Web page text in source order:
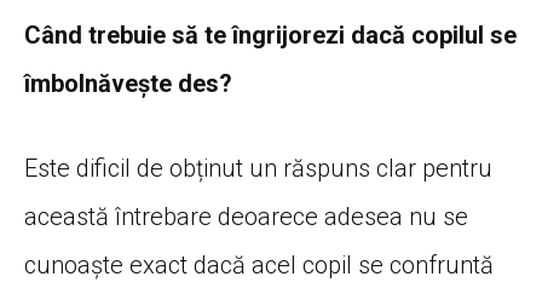
Când trebuie să te îngrijorezi dacă copilul se
îmbolnăvește des?
Este dificil de obținut un răspuns clar pentru
această întrebare deoarece adesea nu se
cunoaște exact dacă acel copil se confruntă